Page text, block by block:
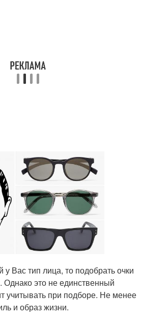
у Вас тип лица, то подобрать очки
Однако это не единственный
учитывать при подборе. Не менее
и образ жизни.